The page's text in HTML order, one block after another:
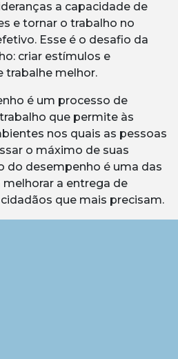
a capacidade de
e tornar o trabalho no
Esse é o desafio da
criar estímulos e
trabalhe melhor.
é um processo de
que permite às
nos quais as pessoas
o máximo de suas
do desempenho é uma das
melhorar a entrega de
que mais precisam.